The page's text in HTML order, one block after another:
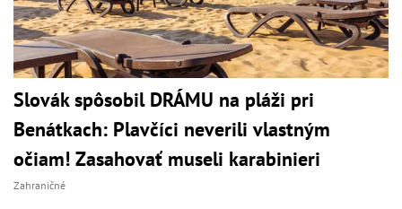
Slovák spôsobil DRÁMU na pláži pri
Benátkach: Plavčíci neverili vlastným
očiam! Zasahovať museli karabinieri
Zahraničné